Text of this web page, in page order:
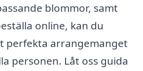
blommor, samt
online, kan du
perfekta arrangemanget
personen. Låt oss guida